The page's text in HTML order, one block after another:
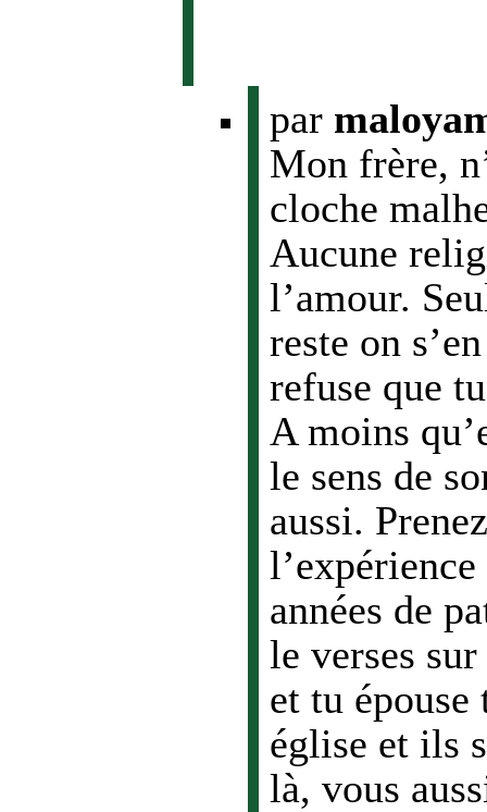
par
Mon frère,
cloche
Aucune
l’amour.
reste on
refuse que
A moins
le sens de
aussi.
années de
le verses
et tu
église et ils
là, vous